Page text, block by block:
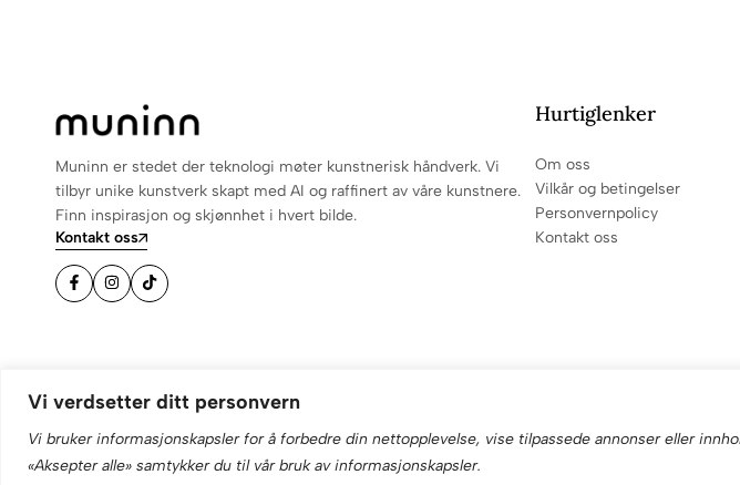
Vi verdsetter ditt personvern
Vi bruker informasjonskapsler for å forbedre din nettopplevelse, vise tilpassede annonser eller
«Aksepter alle» samtykker du til vår bruk av informasjonskapsler.
Muninn er stedet der teknologi møter kunstnerisk håndverk. Vi
tilbyr unike kunstverk skapt med AI og raffinert av våre kunstnere.
Finn inspirasjon og skjønnhet i hvert bilde.
Kontakt oss
Hurtiglenker
Om oss
Vilkår og betingelser
Personvernpolicy
Kontakt oss